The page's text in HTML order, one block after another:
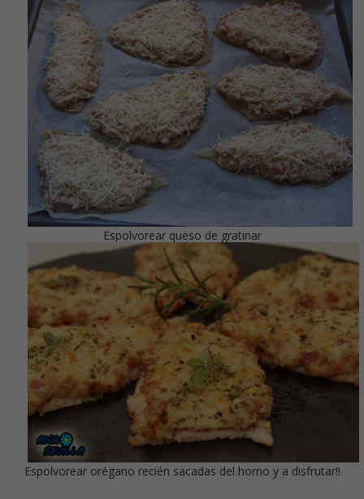
Espolvorear queso de gratinar
Espolvorear orégano recién sacadas del horno y a disfrutar!!